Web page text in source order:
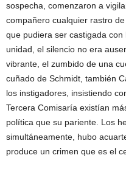
sospecha, comenzaron a
compañero cualquier rastro
que pudiera ser castigada
unidad, el silencio no era
vibrante, el zumbido de una
cuñado de Schmidt, también
los instigadores, insistiendo
Tercera Comisaría existían
política que su pariente. Los
simultáneamente, hubo
produce un crimen que es el